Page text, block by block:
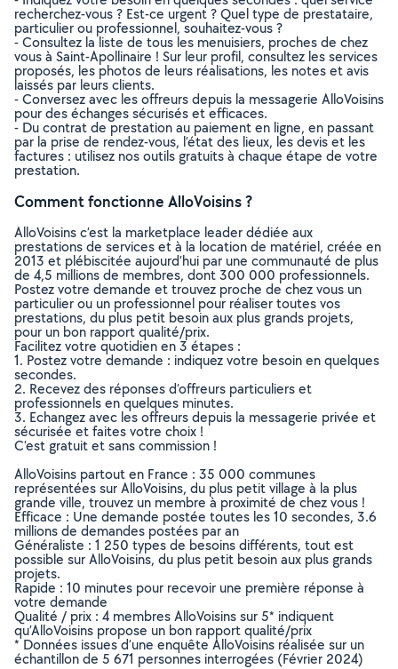
recherchez-vous ? Est-ce urgent ? Quel type de prestataire,
particulier ou professionnel, souhaitez-vous ?
- Consultez la liste de tous les menuisiers, proches de chez
vous à Saint-Apollinaire ! Sur leur profil, consultez les services
proposés, les photos de leurs réalisations, les notes et avis
laissés par leurs clients.
- Conversez avec les offreurs depuis la messagerie AlloVoisins
pour des échanges sécurisés et efficaces.
- Du contrat de prestation au paiement en ligne, en passant
par la prise de rendez-vous, l’état des lieux, les devis et les
factures : utilisez nos outils gratuits à chaque étape de votre
prestation.
Comment fonctionne AlloVoisins ?
AlloVoisins c’est la marketplace leader dédiée aux
prestations de services et à la location de matériel, créée en
2013 et plébiscitée aujourd’hui par une communauté de plus
de 4,5 millions de membres, dont 300 000 professionnels.
Postez votre demande et trouvez proche de chez vous un
particulier ou un professionnel pour réaliser toutes vos
prestations, du plus petit besoin aux plus grands projets,
pour un bon rapport qualité/prix.
Facilitez votre quotidien en 3 étapes :
1. Postez votre demande : indiquez votre besoin en quelques
secondes.
2. Recevez des réponses d’offreurs particuliers et
professionnels en quelques minutes.
3. Echangez avec les offreurs depuis la messagerie privée et
sécurisée et faites votre choix !
C’est gratuit et sans commission !
AlloVoisins partout en France : 35 000 communes
représentées sur AlloVoisins, du plus petit village à la plus
grande ville, trouvez un membre à proximité de chez vous !
Efficace : Une demande postée toutes les 10 secondes, 3.6
millions de demandes postées par an
Généraliste : 1 250 types de besoins différents, tout est
possible sur AlloVoisins, du plus petit besoin aux plus grands
projets.
Rapide : 10 minutes pour recevoir une première réponse à
votre demande
Qualité / prix : 4 membres AlloVoisins sur 5* indiquent
qu’AlloVoisins propose un bon rapport qualité/prix
* Données issues d’une enquête AlloVoisins réalisée sur un
échantillon de 5 671 personnes interrogées (Février 2024)